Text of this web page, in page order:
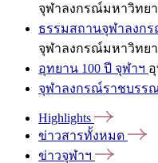
จุฬาลงกรณ์มหาวิทย
ธรรมสถานจุฬาลงก
จุฬาลงกรณ์มหาวิทย
อุทยาน 100 ปี จุฬาฯ
จุฬาลงกรณ์ราชบรร
Highlights
ข่าวสารทั้งหมด
ข่าวจุฬาฯ